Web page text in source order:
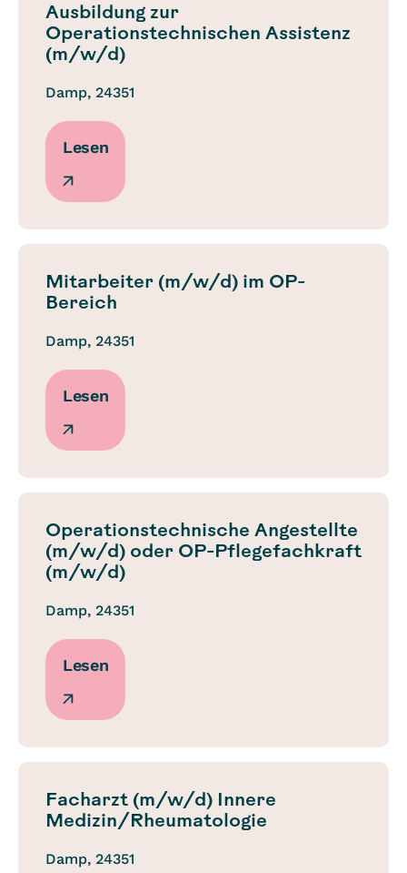
Ausbildung zur
Operationstechnischen Assistenz
(m/w/d)
Damp, 24351
Lesen
Mitarbeiter (m/w/d) im OP-
Bereich
Damp, 24351
Lesen
Operationstechnische Angestellte
(m/w/d) oder OP-Pflegefachkraft
(m/w/d)
Damp, 24351
Lesen
Facharzt (m/w/d) Innere
Medizin/Rheumatologie
Damp, 24351